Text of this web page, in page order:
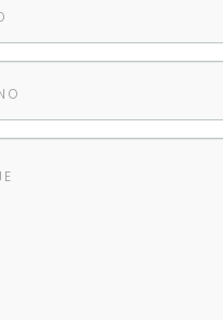
Solo los usamos para responder tu consulta.
Cancelar